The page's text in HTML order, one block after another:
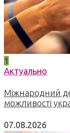
1
Актуально
Міжнародний
можливості
07.08.2026